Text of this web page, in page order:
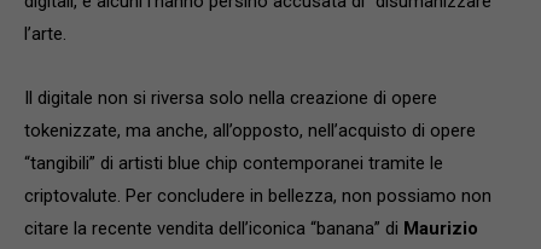
l’arte.
Il digitale non si riversa solo nella creazione di opere
tokenizzate, ma anche, all’opposto, nell’acquisto di opere
“tangibili” di artisti blue chip contemporanei tramite le
criptovalute. Per concludere in bellezza, non possiamo non
citare la recente vendita dell’iconica “banana” di Maurizio